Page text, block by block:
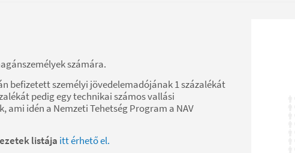
számára.
befizetett személyi jövedelemadójának 1 százalékát
pedig egy technikai számos vallási
idén a Nemzeti Tehetség Program a NAV
listája itt érhető el.